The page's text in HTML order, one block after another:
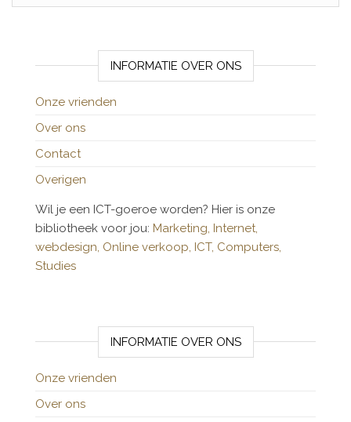
INFORMATIE OVER ONS
Onze vrienden
Over ons
Contact
Overigen
Wil je een ICT-goeroe worden? Hier is onze
bibliotheek voor jou: Marketing, Internet,
webdesign, Online verkoop, ICT, Computers,
Studies
INFORMATIE OVER ONS
Onze vrienden
Over ons